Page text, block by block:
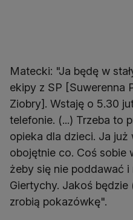
Matecki: "Ja będę w
ekipy z SP [Suwerenna
Ziobry]. Wstaję o 5.30
telefonie. (...) Trzeba to
opieka dla dzieci. Ja już
obojętnie co. Coś sobie
żeby się nie poddawać
Giertychy. Jakoś będzie
zrobią pokazówkę".